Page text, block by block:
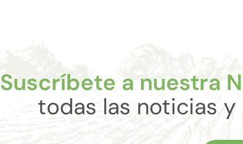
Suscríbete a nuestra
todas las noticias